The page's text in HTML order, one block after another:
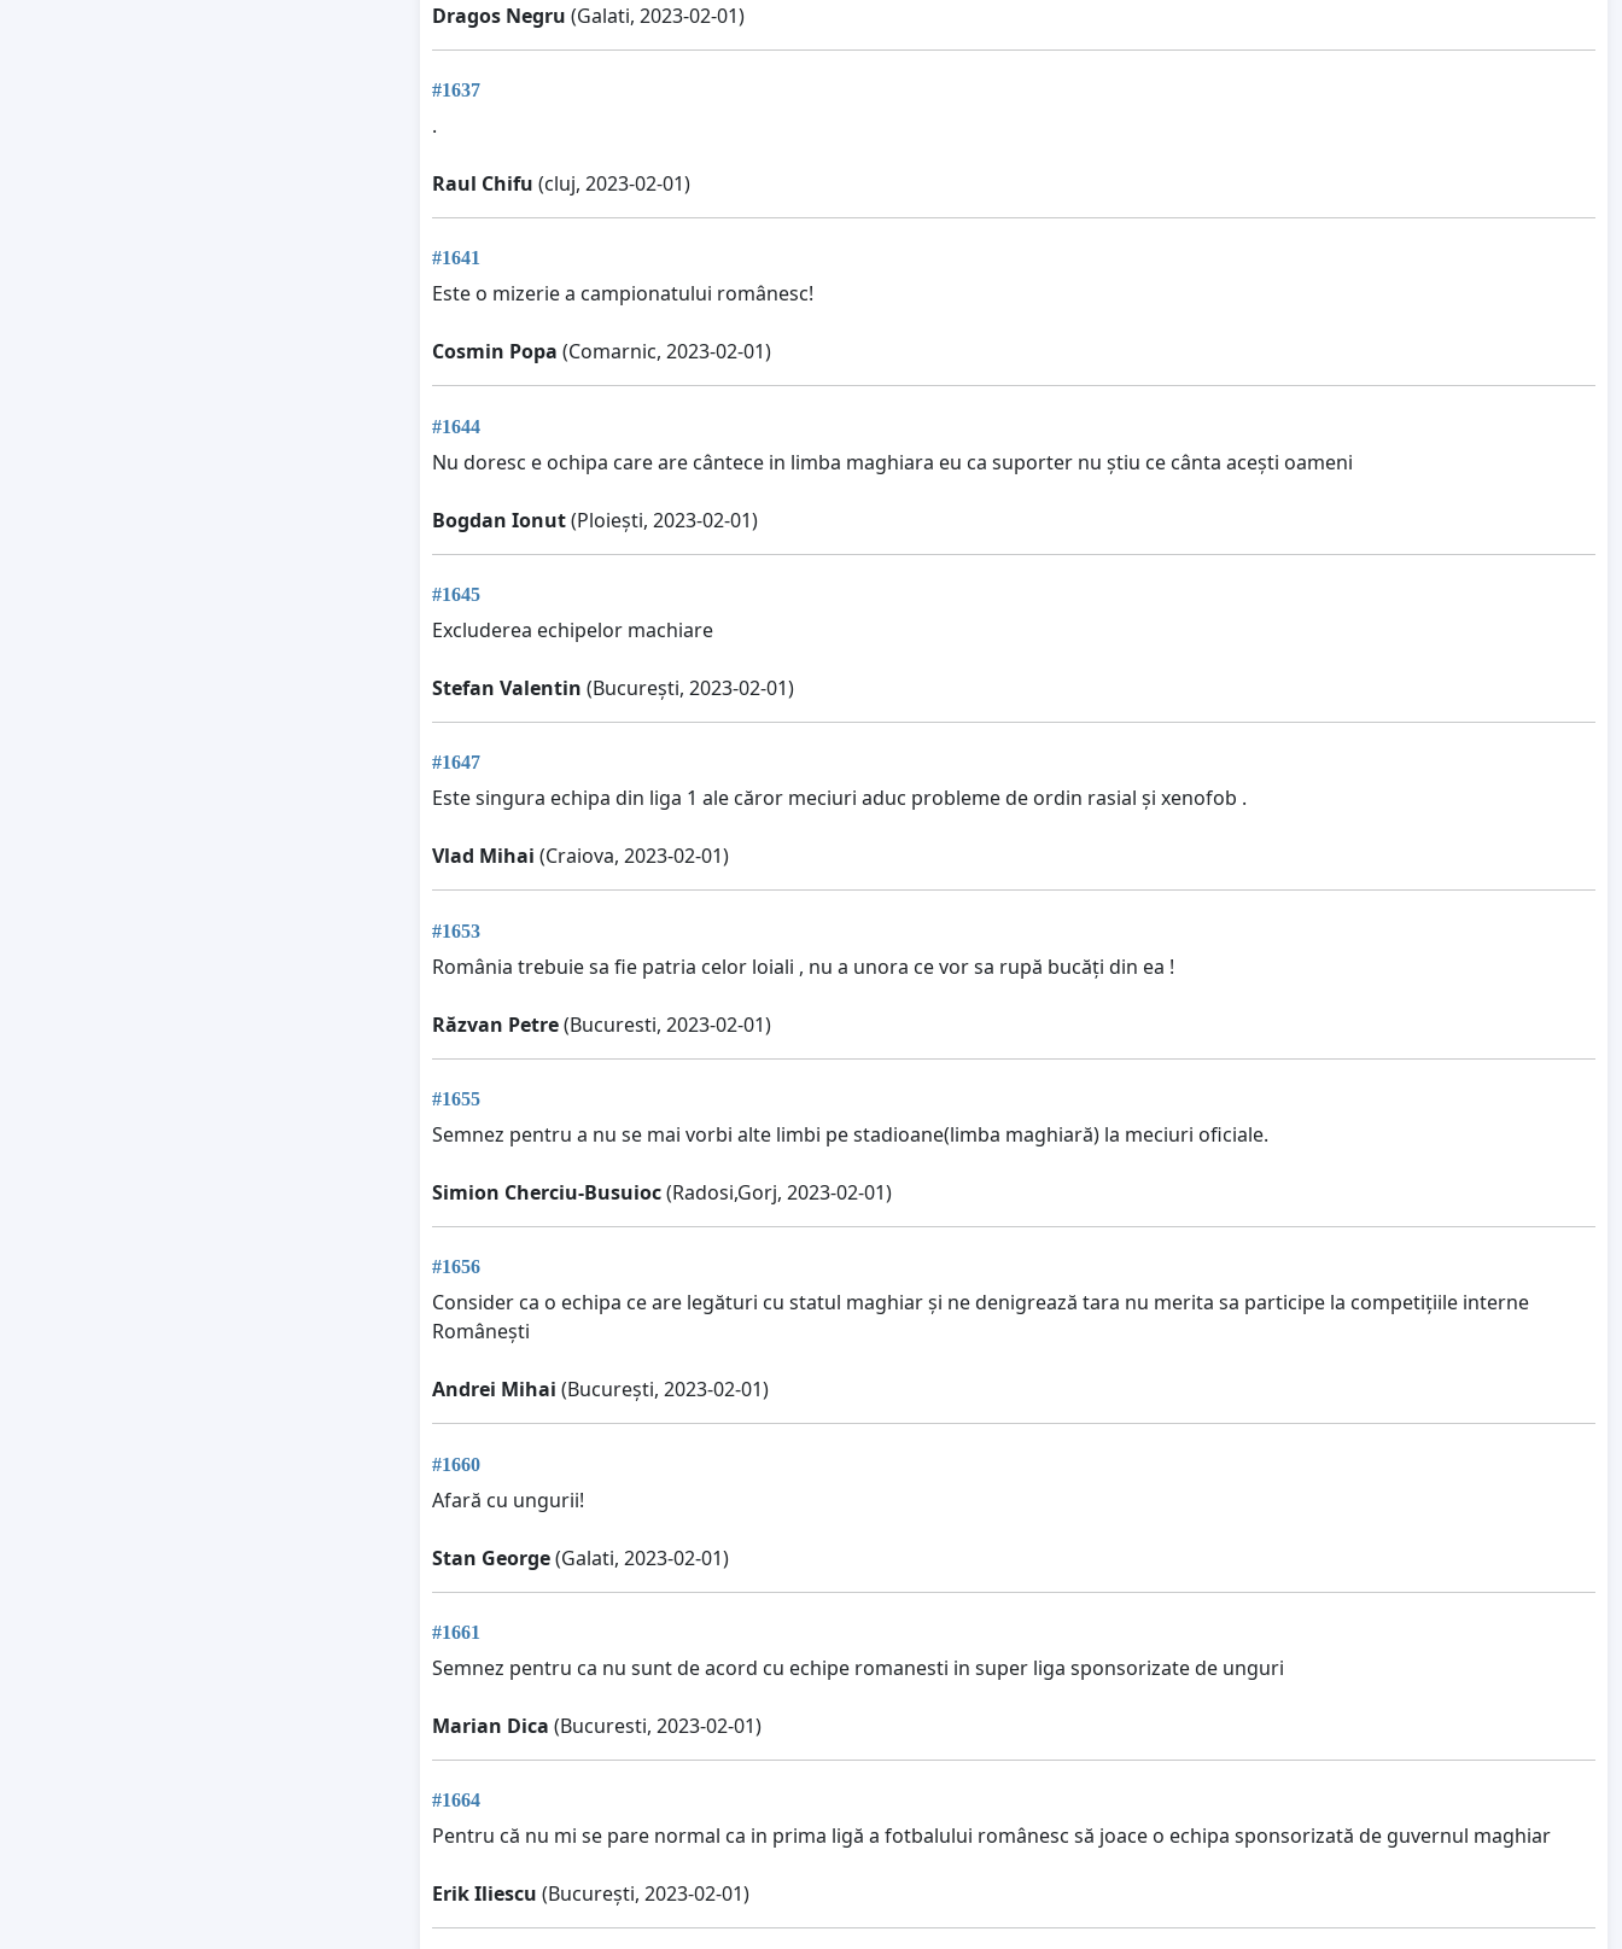
Dragos Negru (Galati, 2023-02-01)
#1637
.
Raul Chifu (cluj, 2023-02-01)
#1641
Este o mizerie a campionatului românesc!
Cosmin Popa (Comarnic, 2023-02-01)
#1644
Nu doresc e ochipa care are cântece in limba maghiara eu ca suporter nu știu ce cânta acești oameni
Bogdan Ionut(Ploiești, 2023-02-01)
#1645
Excluderea echipelor machiare
Stefan Valentin (București, 2023-02-01)
#1647
Este singura echipa din liga 1 ale căror meciuri aduc probleme de ordin rasial și xenofob .
Vlad Mihai (Craiova, 2023-02-01)
#1653
România trebuie sa fie patria celor loiali , nu a unora ce vor sa rupă bucăți din ea !
Răzvan Petre(Bucuresti, 2023-02-01)
#1655
Semnez pentru a nu se mai vorbi alte limbi pe stadioane(limba maghiară) la meciuri oficiale.
Simion Cherciu-Busuioc(Radosi,Gorj, 2023-02-01)
#1656
Consider ca o echipa ce are legături cu statul maghiar și ne denigrează tara nu merita sa participe la competițiile interne
Românești
Andrei Mihai (București, 2023-02-01)
#1660
Afară cu ungurii!
Stan George(Galati, 2023-02-01)
#1661
Semnez pentru ca nu sunt de acord cu echipe romanesti in super liga sponsorizate de unguri
Marian Dica (Bucuresti, 2023-02-01)
#1664
Pentru că nu mi se pare normal ca in prima ligă a fotbalului românesc să joace o echipa sponsorizată de guvernul maghiar
Erik Iliescu (București, 2023-02-01)